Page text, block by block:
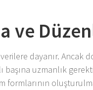
ve
dayanır. Ancak
başına uzmanlık
formlarının